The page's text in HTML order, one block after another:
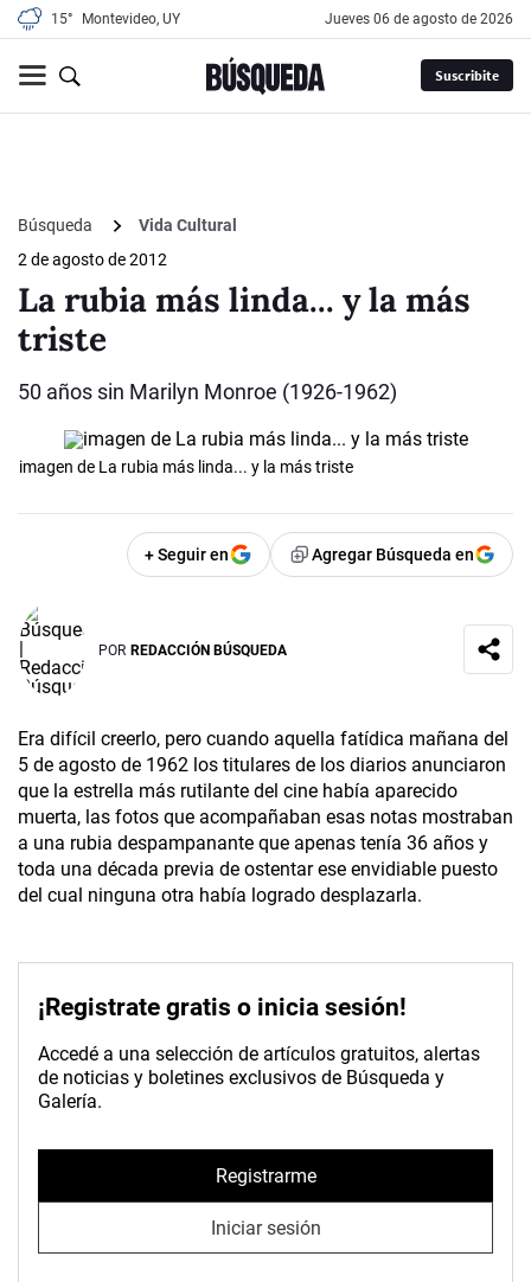
15° Montevideo, UY jueves 06 de agosto de 2026
Suscribite
Búsqueda
Vida Cultural
2 de agosto de 2012
La rubia más linda... y la más
triste
50 años sin Marilyn Monroe (1926-1962)
imagen de La rubia más linda... y la más triste
+ Seguir en Agregar Búsqueda en
POR REDACCIÓN BÚSQUEDA
Era difícil creerlo, pero cuando aquella fatídica mañana del
5 de agosto de 1962 los titulares de los diarios anunciaron
que la estrella más rutilante del cine había aparecido
muerta, las fotos que acompañaban esas notas mostraban
a una rubia despampanante que apenas tenía 36 años y
toda una década previa de ostentar ese envidiable puesto
del cual ninguna otra había logrado desplazarla.
¡Registrate gratis o inicia sesión!
Accedé a una selección de artículos gratuitos, alertas
de noticias y boletines exclusivos de Búsqueda y
Galería.
Registrarme
Iniciar sesión